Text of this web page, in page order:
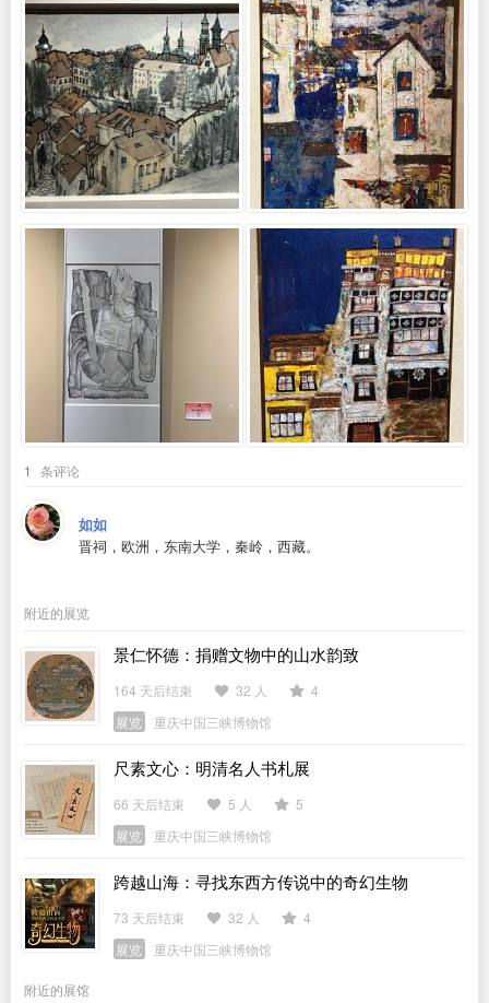
1 条评论
如如
晋祠，欧洲，东南大学，秦岭，西藏。
附近的展览
景仁怀德：捐赠文物中的山水韵致
164 天后结束 32 人
4
展览
重庆中国三峡博物馆
尺素文心：明清名人书札展
66 天后结束 5 人
5
展览
重庆中国三峡博物馆
跨越山海：寻找东西方传说中的奇幻生物
73 天后结束 32 人
4
展览
重庆中国三峡博物馆
附近的展馆